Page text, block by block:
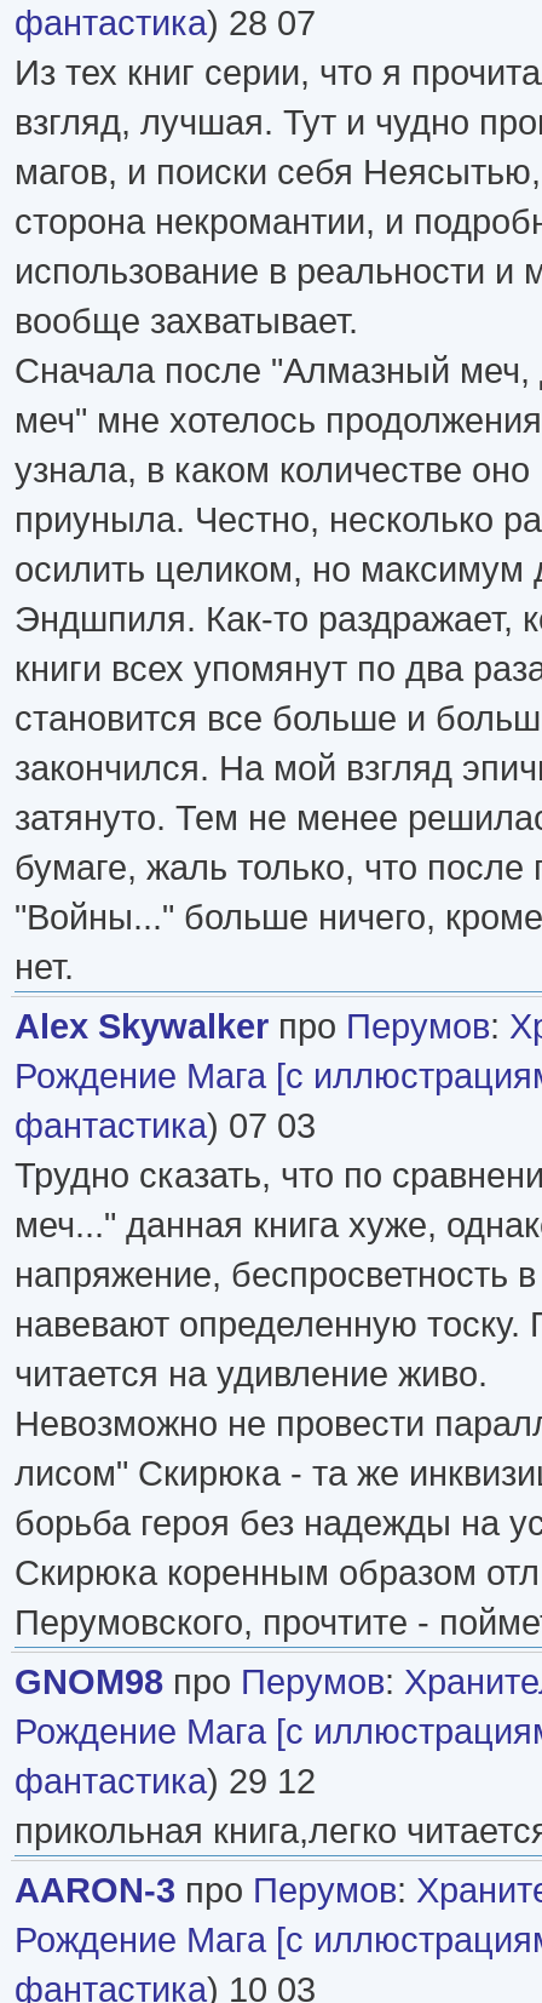
фантастика) 28 07
Из тех книг серии, что я
взгляд, лучшая. Тут и чудно
магов, и поиски себя
сторона некромантии, и
использование в реальности и
вообще захватывает.
Сначала после "Алмазный меч,
меч" мне хотелось
узнала, в каком количестве
приуныла. Честно, несколько
осилить целиком, но максимум
Эндшпиля. Как-то раздражает,
книги всех упомянут по два
становится все больше и
закончился. На мой взгляд
затянуто. Тем не менее
бумаге, жаль только, что после
"Войны..." больше ничего,
нет.
Alex Skywalker про Перумов:
Рождение Мага [с
фантастика) 07 03
Трудно сказать, что по
меч..." данная книга хуже,
напряжение, беспросветность
навевают определенную тоску.
читается на удивление живо.
Невозможно не провести
лисом" Скирюка - та же
борьба героя без надежды на
Скирюка коренным образом
Перумовского, прочтите -
GNOM98 про Перумов:
Рождение Мага [с
фантастика) 29 12
прикольная книга,легко
AARON-3 про Перумов:
Рождение Мага [с
фантастика) 10 03